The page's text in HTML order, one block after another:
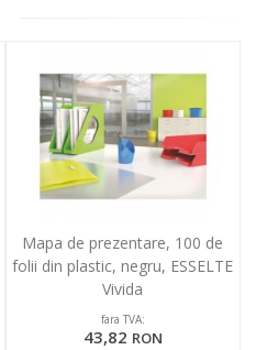
Mapa de prezentare, 100 de
folii din plastic, negru, ESSELTE
Vivida
fara TVA:
43,82 RON